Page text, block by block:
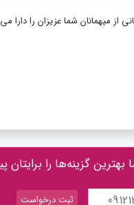
گزینه‌ها را برایتان